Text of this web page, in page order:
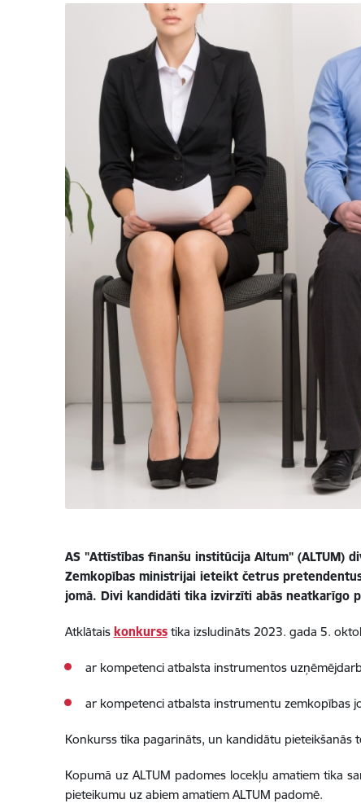
AS "Attīstības finanšu institūcija Altum" (ALTUM)
Zemkopības ministrijai ieteikt četrus
jomā. Divi kandidāti tika izvirzīti abās neatkarīgo
Atklātais konkursstika izsludināts 2023. gada 5.
ar kompetenci atbalsta instrumentos
ar kompetenci atbalsta instrumentu zemkopības
Konkurss tika pagarināts, un kandidātu pieteikšanās
Kopumā uz ALTUM padomes locekļu amatiem tika
pieteikumu uz abiem amatiem ALTUM padomē.